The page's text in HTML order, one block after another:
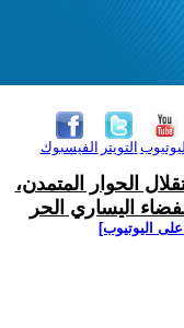
الفيسبوك التويتر
الحوار المتمدن،
اليساري الحر
اليوتيوب]